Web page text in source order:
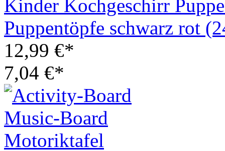
Kinder Kochgeschirr
Puppentöpfe schwarz rot
12,99 €*
7,04 €*